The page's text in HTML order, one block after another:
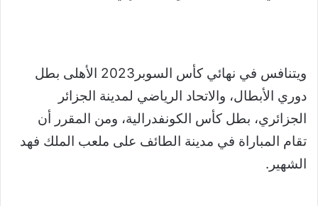
ويتنافس في نهائي كأس السوبر2023 الأهلى بطل
دوري الأبطال، والاتحاد الرياضي لمدينة الجزائر
الجزائري، بطل كأس الكونفدرالية، ومن المقرر أن
تقام المباراة في مدينة الطائف على ملعب الملك فهد
الشهير.